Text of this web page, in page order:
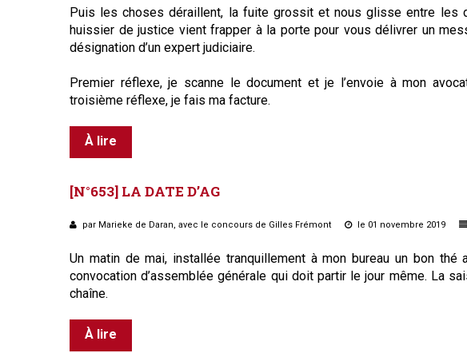
Puis les choses déraillent, la fuite grossit et nous glisse entre les
huissier de justice vient frapper à la porte pour vous délivrer un
désignation d’un expert judiciaire.
Premier réflexe, je scanne le document et je l’envoie à mon
troisième réflexe, je fais ma facture.
À lire
[N°653] LA DATE D’AG
par Marieke de Daran, avec le concours de Gilles Frémont le 01 novembre 2019
Un matin de mai, installée tranquillement à mon bureau un bon
convocation d’assemblée générale qui doit partir le jour même. La
chaîne.
À lire